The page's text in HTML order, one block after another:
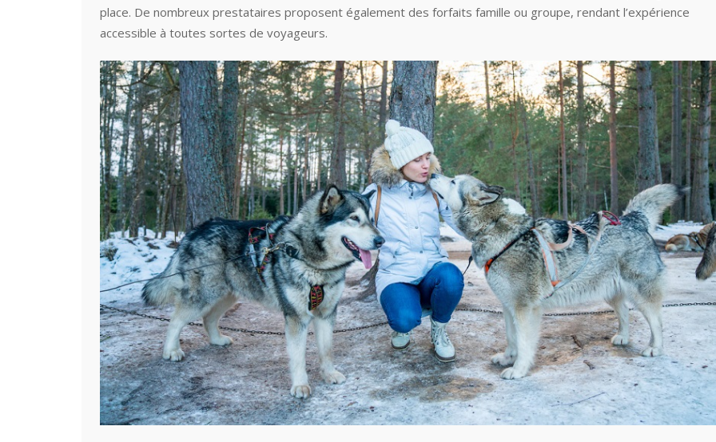
place. De nombreux prestataires proposent également des forfaits famille ou groupe, rendant l’expérience
accessible à toutes sortes de voyageurs.